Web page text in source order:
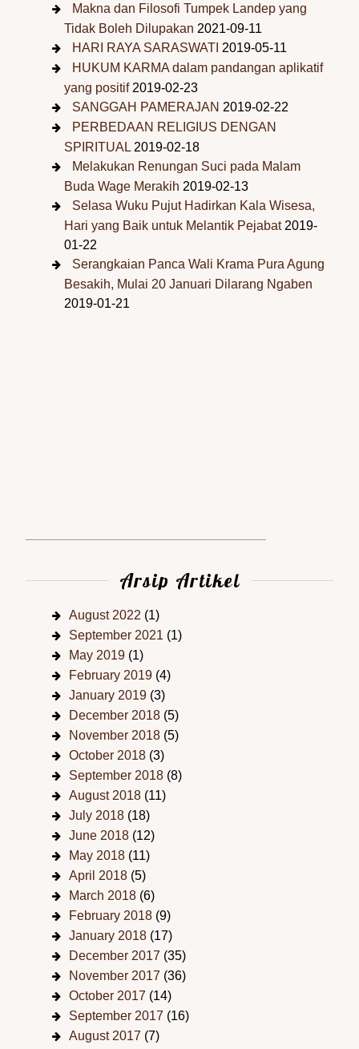
Makna dan Filosofi Tumpek Landep yang
Tidak Boleh Dilupakan 2021-09-11
HARI RAYA SARASWATI 2019-05-11
HUKUM KARMA dalam pandangan aplikatif
yang positif 2019-02-23
SANGGAH PAMERAJAN 2019-02-22
PERBEDAAN RELIGIUS DENGAN
SPIRITUAL 2019-02-18
Melakukan Renungan Suci pada Malam
Buda Wage Merakih 2019-02-13
Selasa Wuku Pujut Hadirkan Kala Wisesa,
Hari yang Baik untuk Melantik Pejabat 2019-
01-22
Serangkaian Panca Wali Krama Pura Agung
Besakih, Mulai 20 Januari Dilarang Ngaben
2019-01-21
Arsip Artikel
August 2022 (1)
September 2021 (1)
May 2019 (1)
February 2019 (4)
January 2019 (3)
December 2018 (5)
November 2018 (5)
October 2018 (3)
September 2018 (8)
August 2018 (11)
July 2018 (18)
June 2018 (12)
May 2018 (11)
April 2018 (5)
March 2018 (6)
February 2018 (9)
January 2018 (17)
December 2017 (35)
November 2017 (36)
October 2017 (14)
September 2017 (16)
August 2017 (7)